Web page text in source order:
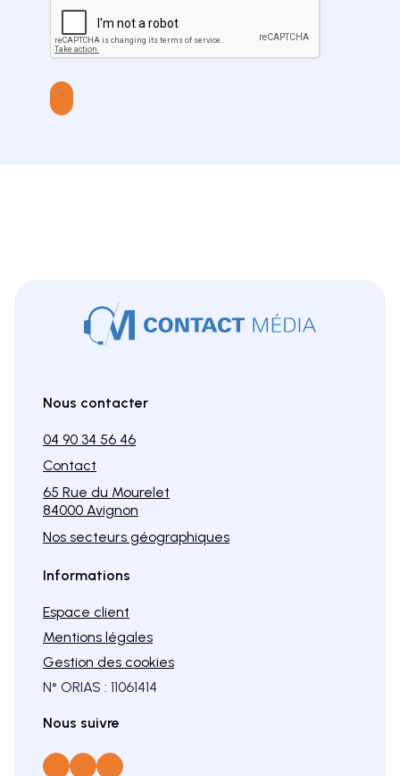
Nous contacter
04 90 34 56 46
Contact
65 Rue du Mourelet
84000 Avignon
Nos secteurs géographiques
Informations
Espace client
Mentions légales
Gestion des cookies
N° ORIAS : 11061414
Nous suivre